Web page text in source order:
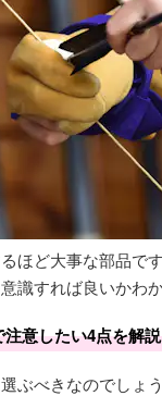
ほど大事な部品で
識すれば良いかわ
意したい4点を解説
ぶべきなのでしょ